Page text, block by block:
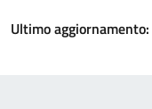
Ultimo aggiornamento: